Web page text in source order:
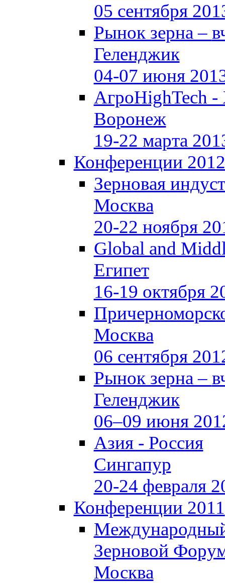
05 сентября
Рынок зерна –
Геленджик
04-07 июня
АгроHighTech
Воронеж
19-22 марта
Конференции 2012
Зерновая
Москва
20-22 ноября
Global and
Египет
16-19 октября
Москва
06 сентября
Рынок зерна –
Геленджик
06–09 июня
Азия - Россия
Сингапур
20-24 февраля
Конференции 2011
Зерновой
Москва